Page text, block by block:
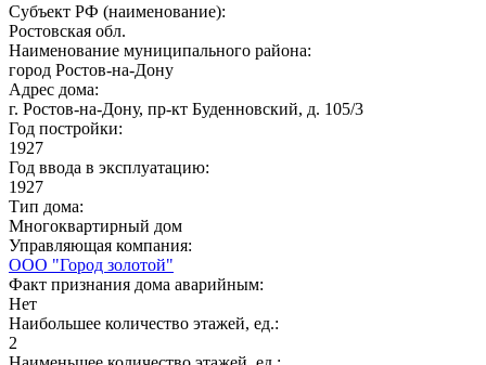
Субъект РФ (наименование):
Ростовская обл.
Наименование муниципального района:
город Ростов-на-Дону
Адрес дома:
г. Ростов-на-Дону, пр-кт Буденновский, д. 105/3
Год постройки:
1927
Год ввода в эксплуатацию:
1927
Тип дома:
Многоквартирный дом
Управляющая компания:
ООО "Город золотой"
Факт признания дома аварийным:
Нет
Наибольшее количество этажей, ед.:
2